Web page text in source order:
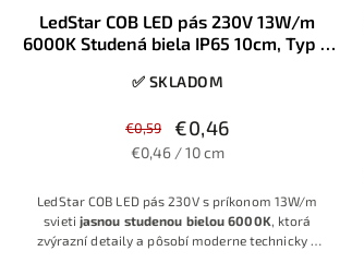
LedStar COB LED pás 230V 13W/m
6000K Studená biela IP65 10cm, Typ A
✅ SKLADOM
€0,59 €0,46
€0,46 / 10 cm
LedStar COB LED pás 230V s príkonom 13W/m
svieti jasnou studenou bielou 6000K, ktorá
zvýrazní detaily a pôsobí moderne technicky –